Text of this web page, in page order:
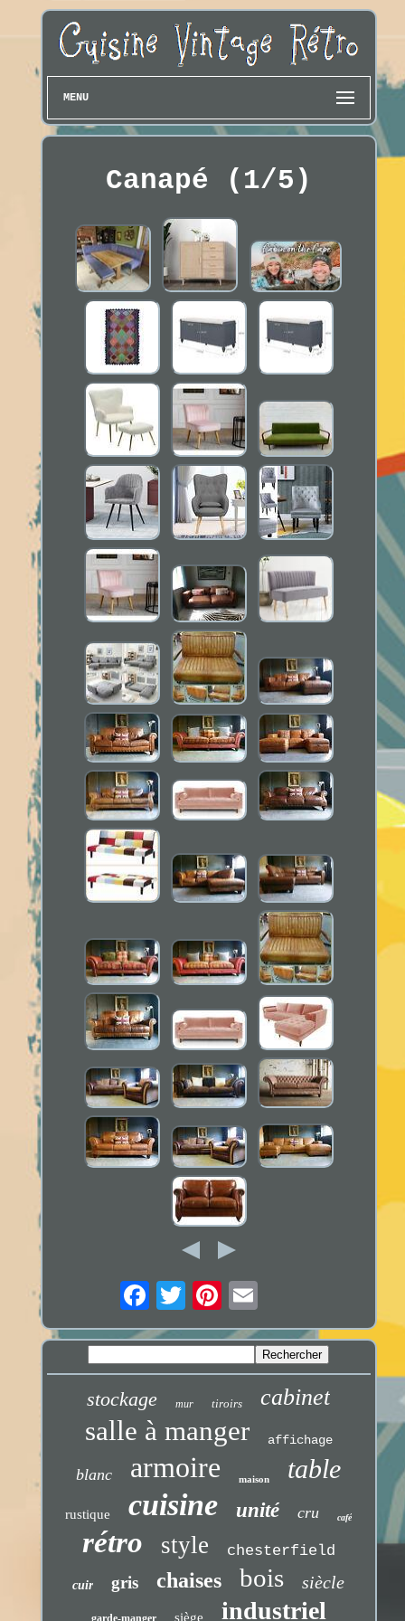
MENU
Canapé (1/5)
stockage mur tiroirs cabinet
salle à manger affichage
blanc armoire maison table
rustique cuisine unité cru café
rétro style chesterfield
cuir gris chaises bois siècle
garde-manger siège industriel